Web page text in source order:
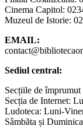
Cinema Capitol:
Muzeul de Istorie:
EMAIL:
Sediul central:
Secțiile de
Secția de Internet:
Ludoteca: Luni-
Sâmbăta și